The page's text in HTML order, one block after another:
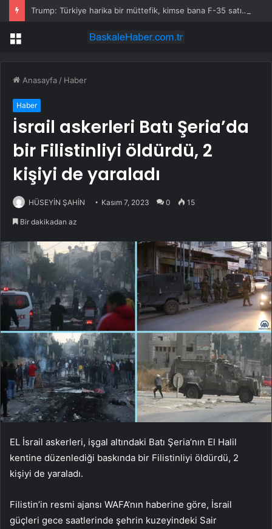
Trump: Türkiye harika bir müttefik, kimse bana F-35 satışı için ne yapmam gerektiğini söyleyemez
Menü
Anasayfa / Haber
Haber
İsrail askerleri Batı Şeria’da
bir Filistinliyi öldürdü, 2
kişiyi de yaraladı
HÜSEYİN ŞAHİN Kasım 7, 2023 0 15
Bir dakikadan az
EL İsrail askerleri, işgal altındaki Batı Şeria’nın El Halil
kentine düzenlediği baskında bir Filistinliyi öldürdü, 2
kişiyi de yaraladı.
Filistin’in resmi ajansı WAFA’nın haberine göre, İsrail
güçleri gece saatlerinde şehrin kuzeyindeki Sair